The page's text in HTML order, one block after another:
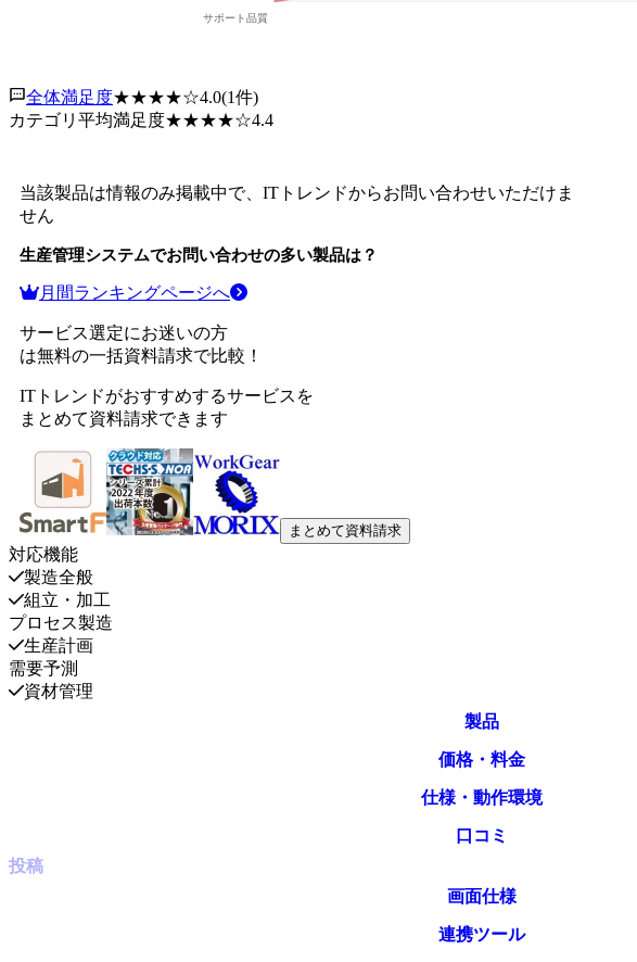
全体満足度★★★★☆4.0(1件)
カテゴリ平均満足度★★★★☆4.4
当該製品は情報のみ掲載中で、ITトレンドからお問い合わせいただけま
せん
生産管理システムでお問い合わせの多い製品は？
月間ランキングページへ
サービス選定にお迷いの方
は無料の一括資料請求で比較！
ITトレンドがおすすめするサービスを
まとめて資料請求できます
まとめて資料請求
対応機能
製造全般
組立・加工
プロセス製造
生産計画
需要予測
資材管理
製品
価格・料金
仕様・動作環境
口コミ
投稿
画面仕様
連携ツール